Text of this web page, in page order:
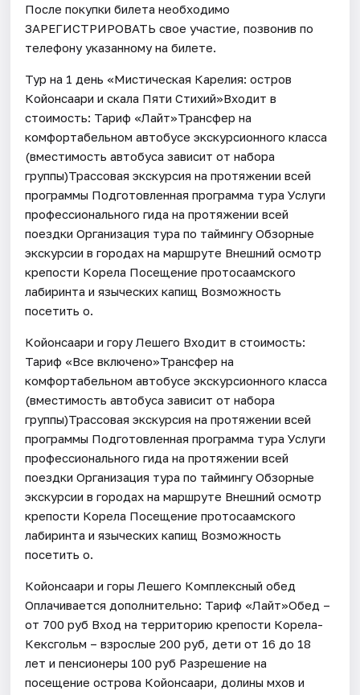
После покупки билета необходимо
ЗАРЕГИСТРИРОВАТЬ свое участие, позвонив по
телефону указанному на билете.
Тур на 1 день «Мистическая Карелия: остров
Койонсаари и скала Пяти Стихий»Входит в
стоимость: Тариф «Лайт»Трансфер на
комфортабельном автобусе экскурсионного класса
(вместимость автобуса зависит от набора
группы)Трассовая экскурсия на протяжении всей
программы Подготовленная программа тура Услуги
профессионального гида на протяжении всей
поездки Организация тура по таймингу Обзорные
экскурсии в городах на маршруте Внешний осмотр
крепости Корела Посещение протосаамского
лабиринта и языческих капищ Возможность
посетить о.
Койонсаари и гору Лешего Входит в стоимость:
Тариф «Все включено»Трансфер на
комфортабельном автобусе экскурсионного класса
(вместимость автобуса зависит от набора
группы)Трассовая экскурсия на протяжении всей
программы Подготовленная программа тура Услуги
профессионального гида на протяжении всей
поездки Организация тура по таймингу Обзорные
экскурсии в городах на маршруте Внешний осмотр
крепости Корела Посещение протосаамского
лабиринта и языческих капищ Возможность
посетить о.
Койонсаари и горы Лешего Комплексный обед
Оплачивается дополнительно: Тариф «Лайт»Обед –
от 700 руб Вход на территорию крепости Корела-
Кексгольм – взрослые 200 руб, дети от 16 до 18
лет и пенсионеры 100 руб Разрешение на
посещение острова Койонсаари, долины мхов и